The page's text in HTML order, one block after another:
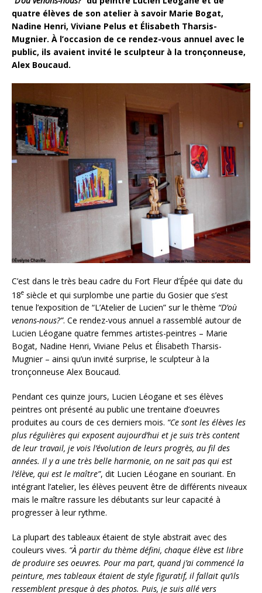
quatre élèves de son atelier à savoir Marie Bogat,
Nadine Henri, Viviane Pelus et Élisabeth Tharsis-
Mugnier. À l’occasion de ce rendez-vous annuel avec le
public, ils avaient invité le sculpteur à la tronçonneuse,
Alex Boucaud.
C’est dans le très beau cadre du Fort Fleur d’Épée qui date du
18e siècle et qui surplombe une partie du Gosier que s’est
tenue l’exposition de “L’Atelier de Lucien” sur le thème “D’où
venons-nous?”. Ce rendez-vous annuel a rassemblé autour de
Lucien Léogane quatre femmes artistes-peintres – Marie
Bogat, Nadine Henri, Viviane Pelus et Élisabeth Tharsis-
Mugnier – ainsi qu’un invité surprise, le sculpteur à la
tronçonneuse Alex Boucaud.
Pendant ces quinze jours, Lucien Léogane et ses élèves
peintres ont présenté au public une trentaine d’oeuvres
produites au cours de ces derniers mois. “Ce sont les élèves les
plus régulières qui exposent aujourd’hui et je suis très content
de leur travail, je vois l’évolution de leurs progrès, au fil des
années. Il y a une très belle harmonie, on ne sait pas qui est
l’élève, qui est le maître”, dit Lucien Léogane en souriant. En
intégrant l’atelier, les élèves peuvent être de différents niveaux
mais le maître rassure les débutants sur leur capacité à
progresser à leur rythme.
La plupart des tableaux étaient de style abstrait avec des
couleurs vives. “À partir du thème défini, chaque élève est libre
de produire ses oeuvres. Pour ma part, quand j’ai commencé la
peinture, mes tableaux étaient de style figuratif, il fallait qu’ils
ressemblent presque à des photos. Puis, je suis allé vers